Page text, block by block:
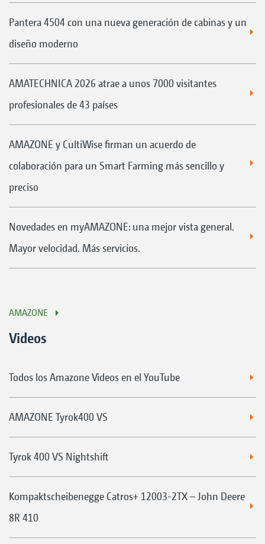
Pantera 4504 con una nueva generación de cabinas y un
diseño moderno
AMATECHNICA 2026 atrae a unos 7000 visitantes
profesionales de 43 países
AMAZONE y CultiWise firman un acuerdo de
colaboración para un Smart Farming más sencillo y
preciso
Novedades en myAMAZONE: una mejor vista general.
Mayor velocidad. Más servicios.
AMAZONE
Videos
Todos los Amazone Videos en el YouTube
AMAZONE Tyrok400 VS
Tyrok 400 VS Nightshift
Kompaktscheibenegge Catros+ 12003-2TX – John Deere
8R 410